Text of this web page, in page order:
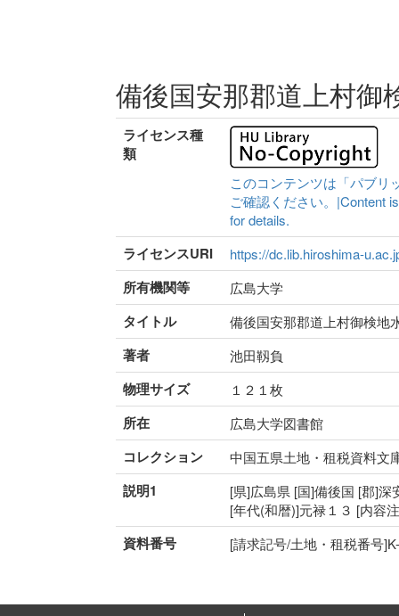
備後国安那郡道上村
ライセンス種
類
このコンテンツは「パブリ
ご確認ください。|Content
for details.
ライセンスURI https://dc.lib.hiroshima-
所有機関等 広島大学
タイトル 備後国安那郡道上村御検
著者 池田靱負
物理サイズ １２１枚
所在 広島大学図書館
コレクション 中国五県土地・租税資料文
説明1
[県]広島県 [国]備後国 [郡]
[年代(和暦)]元禄１３ [内容
資料番号 [請求記号/土地・租税番号